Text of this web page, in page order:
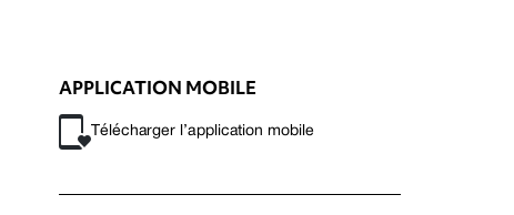
APPLICATION MOBILE
Télécharger l’application mobile